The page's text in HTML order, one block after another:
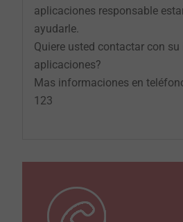
aplicaciones responsable
ayudarle.
Quiere usted contactar con su
aplicaciones?
Mas informaciones en
123